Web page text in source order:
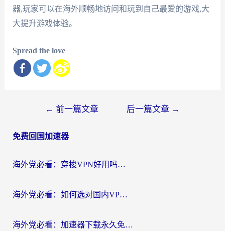
器,玩家可以在海外顺畅地访问和玩到自己最爱的游戏,大
大提升游戏体验。
Spread the love
导
← 前一篇文章 后一篇文章 →
免费回国加速器
海外党必看：穿梭VPN好用吗？和云帆VPN对比哪个回国效果更好？附真实测评+避坑指南
海外党必看：如何选对国内VPN，实现无缝访问国内资源？
海外党必看：加速器下载永久免费版真的存在吗？教你无缝访问国内资源的正确姿势